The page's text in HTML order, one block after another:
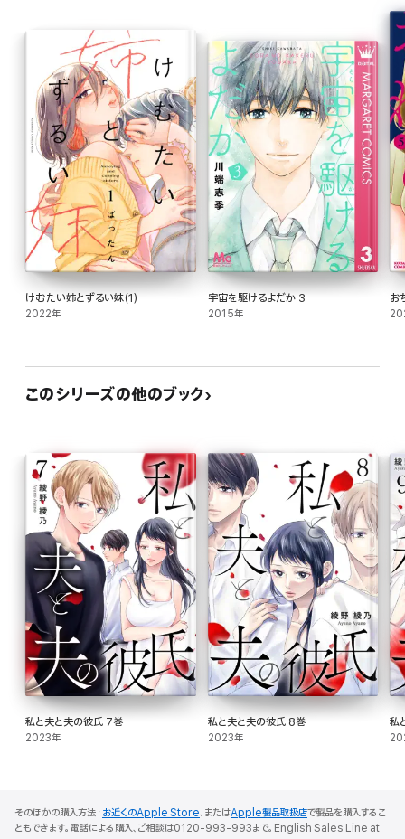
けむたい姉とずるい妹(1)
2022年
宇宙を駆けるよだか 3
2015年
お
このシリーズの他のブック
私と夫と夫の彼氏 7巻
2023年
私と夫と夫の彼氏 8巻
2023年
私
そのほかの購入方法： お近くのApple Store、またはApple製品取扱店で製品を購入するこ
ともできます。電話による購入、ご相談は0120-993-993まで。English Sales Line at